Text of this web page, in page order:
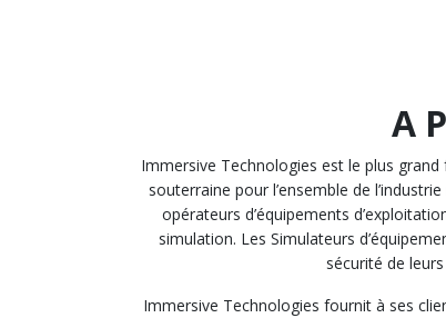
A
Immersive Technologies est le plus
souterraine pour l’ensemble de
opérateurs d’équipements
simulation. Les Simulateurs
sécurité de
Immersive Technologies fournit à ses